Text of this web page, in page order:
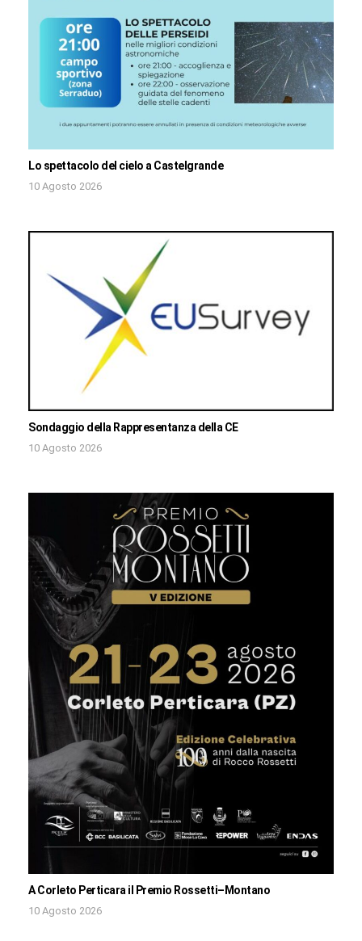
Lo spettacolo del cielo a Castelgrande
10 Agosto 2026
Sondaggio della Rappresentanza della CE
10 Agosto 2026
A Corleto Perticara il Premio Rossetti–Montano
10 Agosto 2026